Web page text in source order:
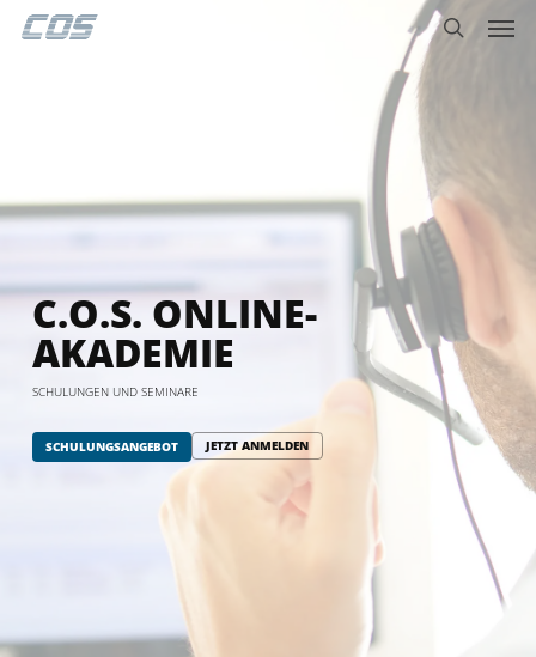
Skip
C.O.S. ONLINE-
AKADEMIE
SCHULUNGEN UND SEMINARE
SCHULUNGSANGEBOT JETZT ANMELDEN
Menu